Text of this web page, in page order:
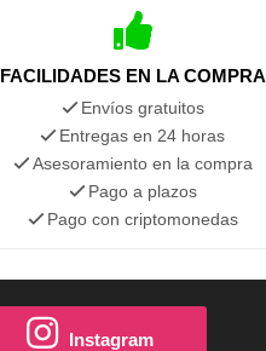
FACILIDADES EN LA COMPRA
Envíos gratuitos
Entregas en 24 horas
Asesoramiento en la compra
Pago a plazos
Pago con criptomonedas
Instagram